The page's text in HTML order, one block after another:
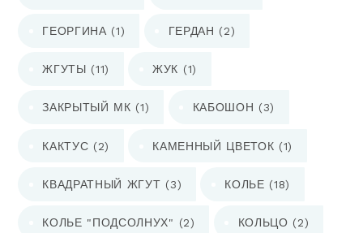
ГЕОРГИНА (1) ГЕРДАН (2)
ЖГУТЫ (11) ЖУК (1)
ЗАКРЫТЫЙ МК (1) КАБОШОН (3)
КАКТУС (2) КАМЕННЫЙ ЦВЕТОК (1)
КВАДРАТНЫЙ ЖГУТ (3) КОЛЬЕ (18)
КОЛЬЕ "ПОДСОЛНУХ" (2) КОЛЬЦО (2)